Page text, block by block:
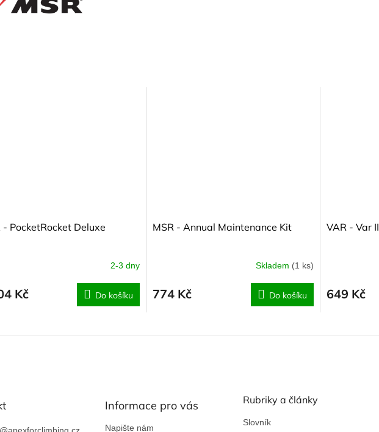
- PocketRocket Deluxe
2-3 dny
Kč Do košíku
MSR - Annual Maintenance Kit
Skladem (1 ks)
774 Kč Do košíku
VAR - Var II
649 Kč
Informace pro vás
Napište nám
Rubriky a články
Slovník